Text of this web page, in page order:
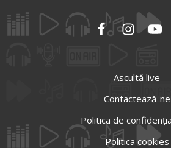
Ascultă live
Contactează-ne
Politica de
Politica cookies